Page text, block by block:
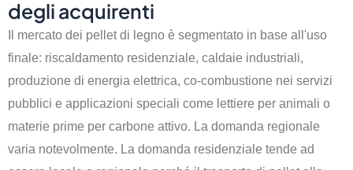
degli acquirenti
Il mercato dei pellet di legno è segmentato in base all'uso
finale: riscaldamento residenziale, caldaie industriali,
produzione di energia elettrica, co-combustione nei servizi
pubblici e applicazioni speciali come lettiere per animali o
materie prime per carbone attivo. La domanda regionale
varia notevolmente. La domanda residenziale tende ad